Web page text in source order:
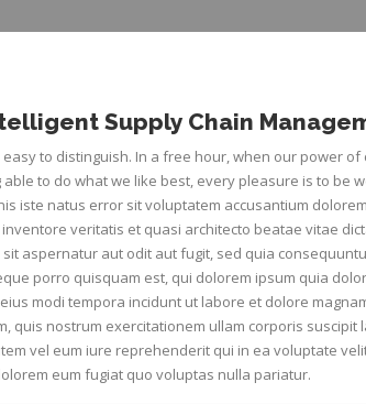
Supply Chain
to distinguish. In a free hour, when our power of
to do what we like best, every pleasure is to be
iste natus error sit voluptatem accusantium
veritatis et quasi architecto beatae vitae
aspernatur aut odit aut fugit, sed quia
porro quisquam est, qui dolorem ipsum quia
modi tempora incidunt ut labore et dolore
quis nostrum exercitationem ullam corporis suscipit
vel eum iure reprehenderit qui in ea voluptate
eum fugiat quo voluptas nulla pariatur.